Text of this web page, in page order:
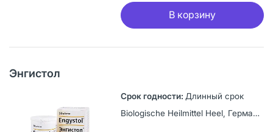
В корзину
Энгистол
Длинный срок
Biologische Heilmittel Heel, Германия